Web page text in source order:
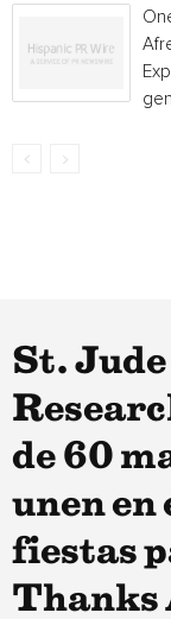
St.
de 60
unen en
fiestas
Thanks